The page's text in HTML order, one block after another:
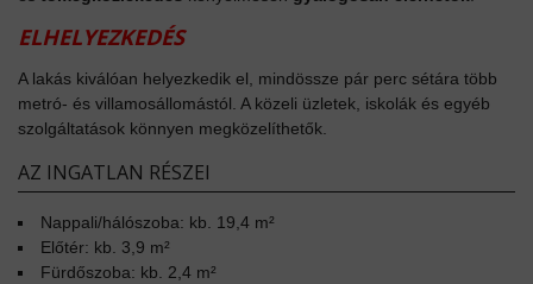
ELHELYEZKEDÉS
A lakás kiválóan helyezkedik el, mindössze pár perc sétára több
metró- és villamosállomástól. A közeli üzletek, iskolák és egyéb
szolgáltatások könnyen megközelíthetők.
AZ INGATLAN RÉSZEI
Nappali/hálószoba: kb. 19,4 m²
Előtér: kb. 3,9 m²
Fürdőszoba: kb. 2,4 m²